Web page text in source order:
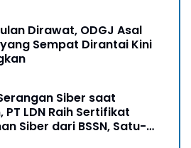
Dirawat, ODGJ Asal
Sempat Dirantai Kini
Siber saat
PT LDN Raih Sertifikat
Siber dari BSSN, Satu-